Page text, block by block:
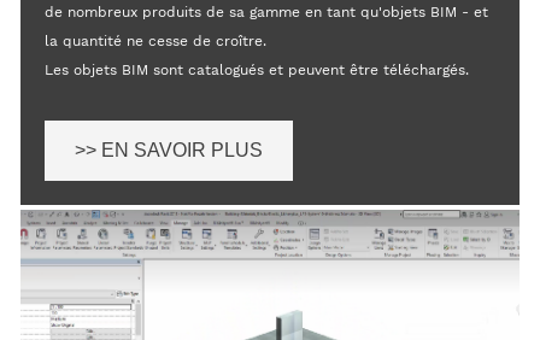
de nombreux produits de sa gamme en tant qu'objets BIM - et
la quantité ne cesse de croître.
Les objets BIM sont catalogués et peuvent être téléchargés.
>> EN SAVOIR PLUS